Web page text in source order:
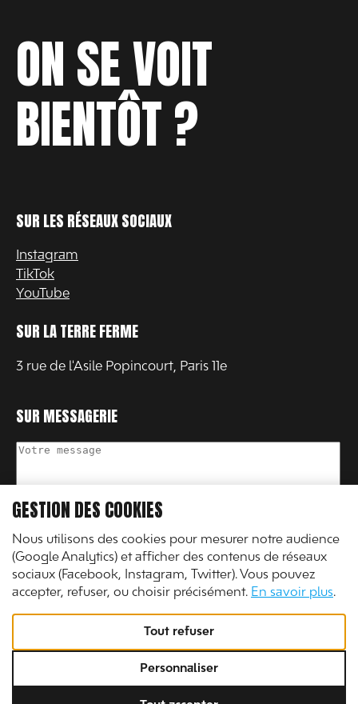
ON SE VOIT
BIENTÔT ?
SUR LES RÉSEAUX SOCIAUX
Instagram
TikTok
YouTube
SUR LA TERRE FERME
3 rue de l'Asile Popincourt, Paris 11e
SUR MESSAGERIE
Votre message
Votre nom
Votre email
Envoyer
Mentions légales•Gérer les cookies• © Temaprod 2025
GESTION DES COOKIES
Nous utilisons des cookies pour mesurer notre audience
(Google Analytics) et afficher des contenus de réseaux
sociaux (Facebook, Instagram, Twitter). Vous pouvez
accepter, refuser, ou choisir précisément. En savoir plus.
Tout refuser
Personnaliser